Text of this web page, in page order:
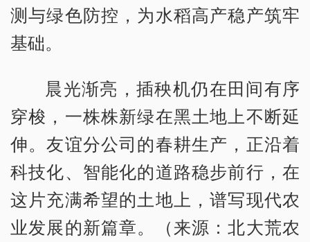
测与绿色防控，为水稻高产稳产筑牢
基础。
晨光渐亮，插秧机仍在田间有序
穿梭，一株株新绿在黑土地上不断延
伸。友谊分公司的春耕生产，正沿着
科技化、智能化的道路稳步前行，在
这片充满希望的土地上，谱写现代农
业发展的新篇章。（来源：北大荒农